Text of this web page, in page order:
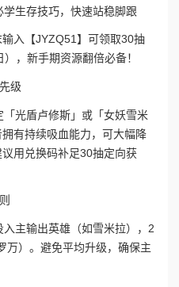
生存技巧，快速站稳脚跟
入【JYZQ51】可领取30抽
，新手期资源翻倍必备！
级
光盾卢修斯」或「女妖雪米
有持续吸血能力，可大幅降
用兑换码补足30抽定向获
入主输出英雄（如雪米拉），2
万）。避免平均升级，确保主